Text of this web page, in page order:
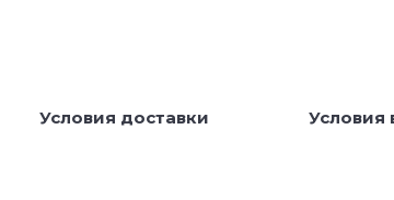
Условия доставки Условия